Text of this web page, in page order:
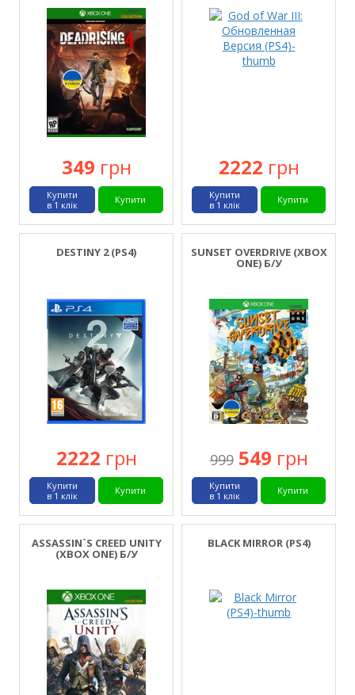
349 грн
Купити
Купити
в 1 клік
2222 грн
Купити
Купити
в 1 клік
DESTINY 2 (PS4)
2222 грн
Купити
Купити
в 1 клік
SUNSET OVERDRIVE (XBOX
ONE) Б/У
999 549 грн
Купити
Купити
в 1 клік
ASSASSIN`S CREED UNITY
(XBOX ONE) Б/У
BLACK MIRROR (PS4)